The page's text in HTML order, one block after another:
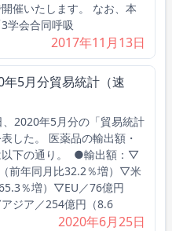
催いたします。 なお、本
学会合同呼吸
2017年11月13日
年5月分貿易統計（速
2020年5月分の「貿易統計
表した。 医薬品の輸出額・
以下の通り。 ●輸出額：▽
前年同月比32.2％増）▽米
％増）▽EU／76億円
ジア／254億円（8.6
2020年6月25日